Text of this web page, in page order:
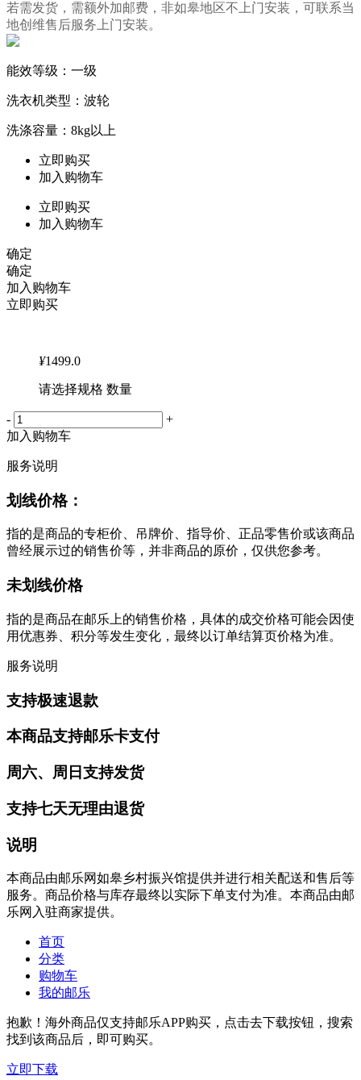
若需发货，需额外加邮费，非如皋地区不上门安装，可联系当
地创维售后服务上门安装。
能效等级：一级
洗衣机类型：波轮
洗涤容量：8kg以上
立即购买
加入购物车
立即购买
加入购物车
确定
确定
加入购物车
立即购买
¥1499.0
请选择规格 数量
-
+
加入购物车
服务说明
划线价格：
指的是商品的专柜价、吊牌价、指导价、正品零售价或该商品
曾经展示过的销售价等，并非商品的原价，仅供您参考。
未划线价格
指的是商品在邮乐上的销售价格，具体的成交价格可能会因使
用优惠券、积分等发生变化，最终以订单结算页价格为准。
服务说明
支持极速退款
本商品支持邮乐卡支付
周六、周日支持发货
支持七天无理由退货
说明
本商品由邮乐网如皋乡村振兴馆提供并进行相关配送和售后等
服务。商品价格与库存最终以实际下单支付为准。本商品由邮
乐网入驻商家提供。
首页
分类
购物车
我的邮乐
抱歉！海外商品仅支持邮乐APP购买，点击去下载按钮，搜索
找到该商品后，即可购买。
立即下载